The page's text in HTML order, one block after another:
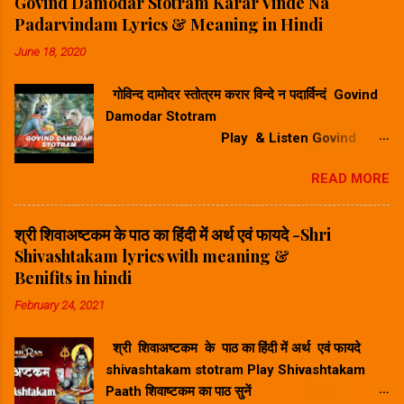
Padarvindam Lyrics & Meaning in Hindi
June 18, 2020
गोविन्द दामोदर स्तोत्रम करार विन्दे न पदार्विन्दं Govind
Damodar Stotram
Play & Listen Govind
स्तोत्रम करार विन्दे न पदार विन्दम सुनिए ⬆
Play Song⬆ Govind Damodar Stotram
Lyrics & Meaning in Hindi-गोविन्द दामोदर स्तोत्र
का हिंदी में अर्थ करारविन्देन पदारविन्दं मुखारविन्दे
विनिवेशयन्तम्। वटस्य पत्रस्य पुटे शयानं बालं मुकुन्दं मनसा
स्मरामि।। Hindi Meaning -हिंदी अर्थ : जिन्होंने अपने
के दोने) पर शयन कर रहे हैं, ऐसे बाल मुकुन्द का मैं मन से
स्मरण करता हूँ। श्रीकृष्ण गोव...
READ MORE
श्री शिवाअष्टकम के पाठ का हिंदी में अर्थ एवं फायदे -Shri
Shivashtakam lyrics with meaning &
Benifits in hindi
February 24, 2021
श्री शिवाअष्टकम के पाठ का हिंदी में अर्थ एवं फायदे
shivashtakam stotram Play Shivashtakam
Paath शिवाष्टकम का पाठ सुनें